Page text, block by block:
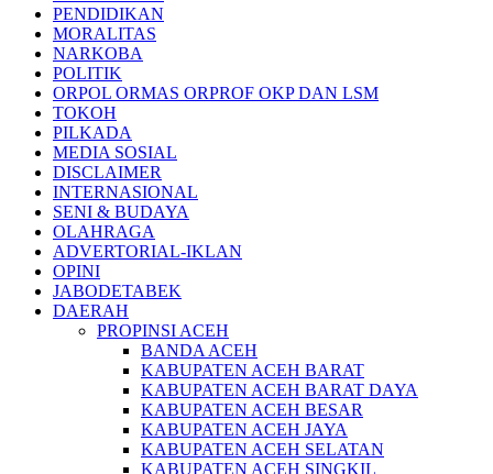
PENDIDIKAN
MORALITAS
NARKOBA
POLITIK
ORPOL ORMAS ORPROF OKP DAN LSM
TOKOH
PILKADA
MEDIA SOSIAL
DISCLAIMER
INTERNASIONAL
SENI & BUDAYA
OLAHRAGA
ADVERTORIAL-IKLAN
OPINI
JABODETABEK
DAERAH
PROPINSI ACEH
BANDA ACEH
KABUPATEN ACEH BARAT
KABUPATEN ACEH BARAT DAYA
KABUPATEN ACEH BESAR
KABUPATEN ACEH JAYA
KABUPATEN ACEH SELATAN
KABUPATEN ACEH SINGKIL